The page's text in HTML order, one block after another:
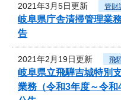
2021年3月5日更新 管財
岐阜県庁舎清掃管理業
告
2021年2月19日更新 飛
岐阜県立飛騨吉城特別
業務（令和3年度～令